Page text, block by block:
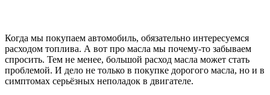
Когда мы покупаем автомобиль, обязательно интересуемся
расходом топлива. А вот про масла мы почему-то забываем
спросить. Тем не менее, большой расход масла может стать
проблемой. И дело не только в покупке дорогого масла, но и в
симптомах серьёзных неполадок в двигателе.